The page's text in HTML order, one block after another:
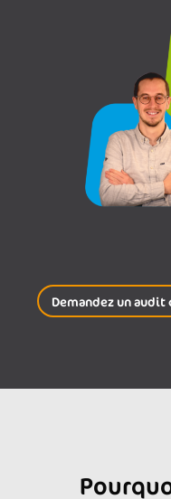
Demandez un